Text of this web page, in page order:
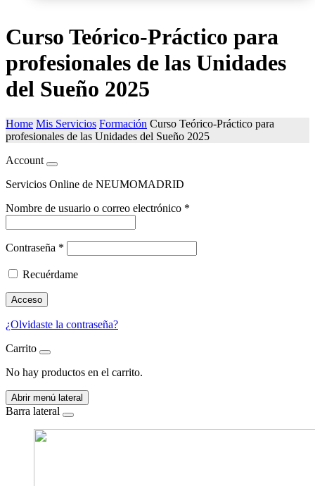
Curso Teórico-Práctico para
profesionales de las Unidades
del Sueño 2025
Home Mis Servicios Formación Curso Teórico-Práctico para
profesionales de las Unidades del Sueño 2025
Account
Servicios Online de NEUMOMADRID
Nombre de usuario o correo electrónico *
Contraseña *
Recuérdame
Acceso
¿Olvidaste la contraseña?
Carrito
No hay productos en el carrito.
Abrir menú lateral
Barra lateral